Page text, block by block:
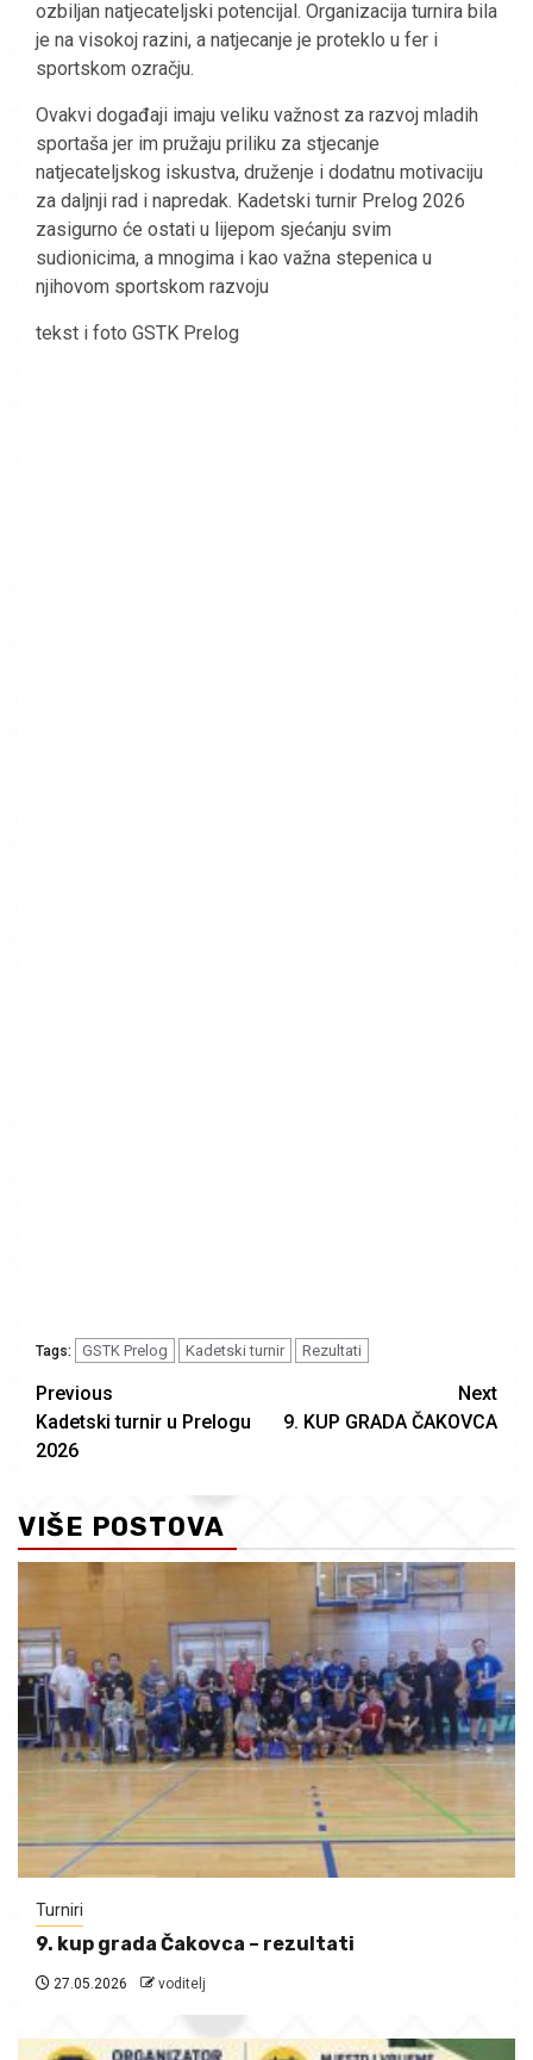
ozbiljan natjecateljski potencijal. Organizacija turnira bila
je na visokoj razini, a natjecanje je proteklo u fer i
sportskom ozračju.
Ovakvi događaji imaju veliku važnost za razvoj mladih
sportaša jer im pružaju priliku za stjecanje
natjecateljskog iskustva, druženje i dodatnu motivaciju
za daljnji rad i napredak. Kadetski turnir Prelog 2026
zasigurno će ostati u lijepom sjećanju svim
sudionicima, a mnogima i kao važna stepenica u
njihovom sportskom razvoju
tekst i foto GSTK Prelog
Tags: GSTK Prelog Kadetski turnir Rezultati
Continue
Reading
Previous
Kadetski turnir u Prelogu
2026
Next
9. KUP GRADA ČAKOVCA
VIŠE POSTOVA
Turniri
9. kup grada Čakovca – rezultati
27.05.2026 voditelj